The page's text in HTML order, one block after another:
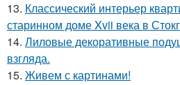
13. Классический интерьер
старинном доме Xvii века в
14. Лиловые декоративные
взгляда.
15. Живем с картинами!